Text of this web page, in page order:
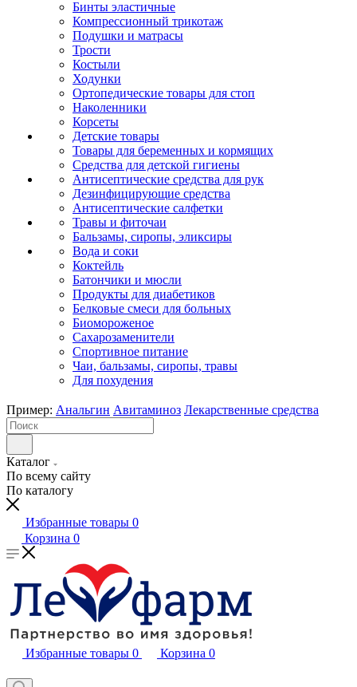
Бинты эластичные
Компрессионный трикотаж
Подушки и матрасы
Трости
Костыли
Ходунки
Ортопедические товары для стоп
Наколенники
Корсеты
Детские товары
Товары для беременных и кормящих
Средства для детской гигиены
Антисептические средства для рук
Дезинфицирующие средства
Антисептические салфетки
Травы и фиточаи
Бальзамы, сиропы, эликсиры
Вода и соки
Коктейль
Батончики и мюсли
Продукты для диабетиков
Белковые смеси для больных
Биомороженое
Сахарозаменители
Спортивное питание
Чаи, бальзамы, сиропы, травы
Для похудения
Пример: Анальгин Авитаминоз Лекарственные средства
Каталог
По всему сайту
По каталогу
Избранные товары 0
Корзина 0
Избранные товары 0 Корзина 0